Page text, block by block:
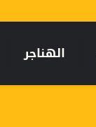
الهناجر